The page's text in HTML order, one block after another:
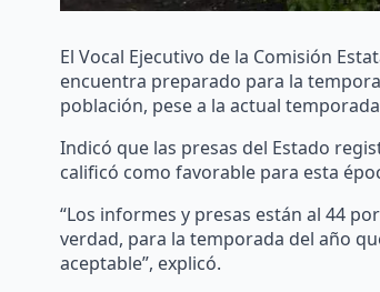
El Vocal Ejecutivo de la Comisión
encuentra preparado para la
población, pese a la actual
Indicó que las presas del Estado
calificó como favorable para esta
“Los informes y presas están al 44
verdad, para la temporada del año
aceptable”, explicó.